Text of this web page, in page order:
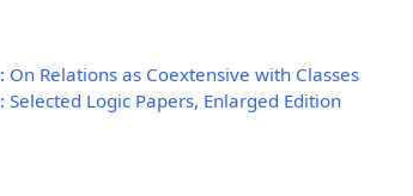
On Relations as Coextensive with Classes
Selected Logic Papers, Enlarged Edition